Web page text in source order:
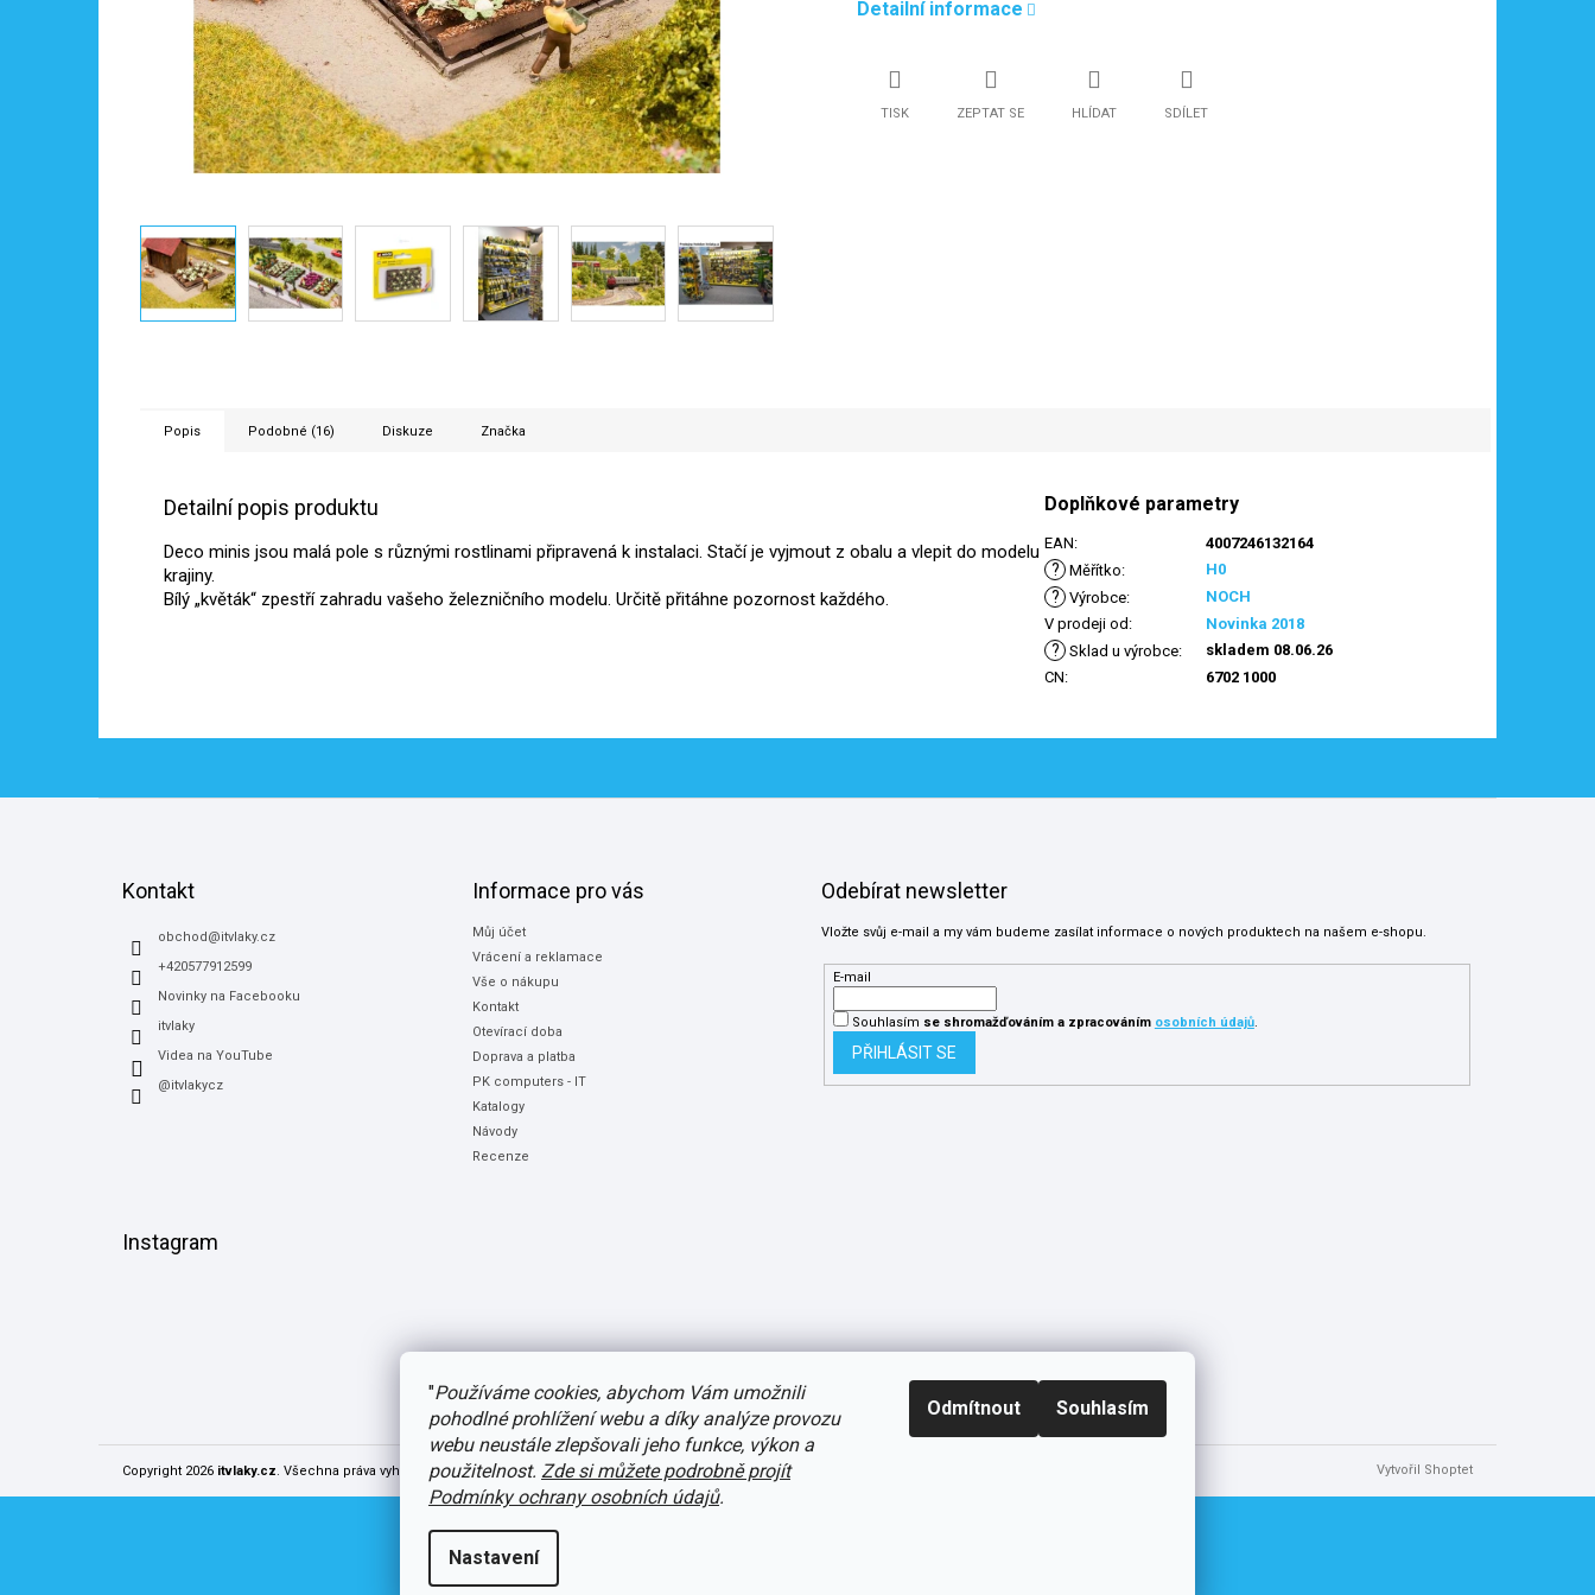
"Používáme cookies, abychom Vám umožnili
pohodlné prohlížení webu a díky analýze provozu
webu neustále zlepšovali jeho funkce, výkon a
použitelnost. Zde si můžete podrobně projít
Podmínky ochrany osobních údajů.
Nastavení
Odmítnout Souhlasím
Detailní informace
TISK ZEPTAT SE HLÍDAT SDÍLET
Popis Podobné (16) Diskuze Značka
Detailní popis produktu
Deco minis jsou malá pole s různými rostlinami připravená k instalaci. Stačí je vyjmout z obalu a vlepit do modelu
krajiny.
Bílý „květák“ zpestří zahradu vašeho železničního modelu. Určitě přitáhne pozornost každého.
Doplňkové parametry
EAN: 4007246132164
? Měřítko: H0
? Výrobce:
NOCH
V prodeji od: Novinka 2018
? Sklad u výrobce:
skladem 08.06.26
CN: 6702 1000
Kontakt
obchod@itvlaky.cz
+420577912599
Novinky na Facebooku
itvlaky
Videa na YouTube
@itvlakycz
Informace pro vás
Můj účet
Vrácení a reklamace
Vše o nákupu
Kontakt
Otevírací doba
Doprava a platba
PK computers - IT
Katalogy
Návody
Recenze
Odebírat newsletter
Vložte svůj e-mail a my vám budeme zasílat informace o nových produktech na našem e-shopu.
E-mail
Souhlasím se shromažďováníma zpracováním osobních údajů.
PŘIHLÁSIT SE
Instagram
Vytvořil Shoptet
Copyright 2026 itvlaky.cz . Všechna práva vyhrazena.Upravit nastavení cookies